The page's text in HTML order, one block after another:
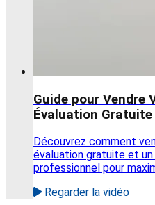
Guide pour Vendre
Évaluation Gratuite
Découvrez comment
évaluation gratuite et
professionnel pour
Regarder la vidéo